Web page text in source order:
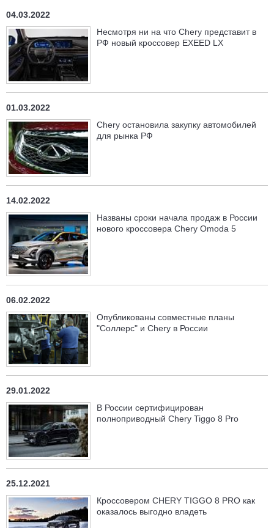
04.03.2022
Несмотря ни на что Chery представит в
РФ новый кроссовер EXEED LX
01.03.2022
Chery остановила закупку автомобилей
для рынка РФ
14.02.2022
Названы сроки начала продаж в России
нового кроссовера Chery Omoda 5
06.02.2022
Опубликованы совместные планы
"Соллерс" и Chery в России
29.01.2022
В России сертифицирован
полноприводный Chery Tiggo 8 Pro
25.12.2021
Кроссовером CHERY TIGGO 8 PRO как
оказалось выгодно владеть